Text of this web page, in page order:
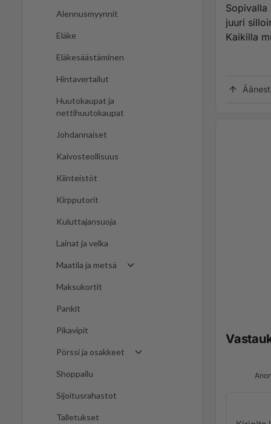
Alennusmyynnit
Eläke
Eläkesäästäminen
Hintavertailut
Huutokaupat ja
nettihuutokaupat
Johdannaiset
Kaivosteollisuus
Kiinteistöt
Kirpputorit
Kuluttajansuoja
Lainat ja velka
Maatila ja metsä
Maksukortit
Pankit
Pikavipit
Pörssi ja osakkeet
Shoppailu
Sijoitusrahastot
Talletukset
Sopivalla
juuri
Kaikilla